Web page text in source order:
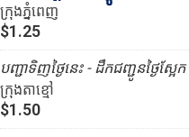
ក្រុងភ្នំពេញ
$1.25
បញ្ជាទិញថ្ងៃនេះ - ដឹកជញ្ជូនថ្ងៃស្អែក
ក្រុងតាខ្មៅ
$1.50